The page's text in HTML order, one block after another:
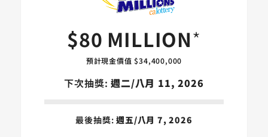
$80 MILLION*
預計現金價值 $34,400,000
下次抽獎:週二/八月 11, 2026
最後抽獎:週五/八月 7, 2026